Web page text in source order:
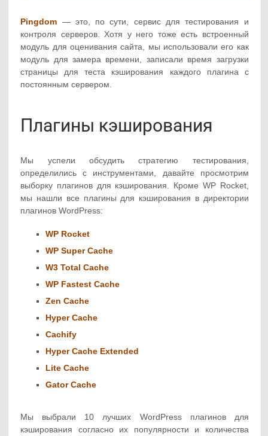
Pingdom — это, по сути, сервис для тестирования и
контроля серверов. Хотя у него тоже есть встроенный
модуль для оценивания сайта, мы использовали его как
модуль для замера времени, записали время загрузки
страницы для теста кэширования каждого плагина с
постоянным сервером.
Плагины кэширования
Мы успели обсудить стратегию тестирования,
определились с инструментами, давайте просмотрим
выборку плагинов для кэширования. Кроме WP Rocket,
мы нашли все плагины для кэширования в директории
плагинов WordPress:
WP Rocket
WP Super Cache
W3 Total Cache
WP Fastest Cache
Zen Cache
Hyper Cache
Cachify
Hyper Cache Extended
Lite Cache
Gator Cache
Мы выбрали 10 лучших WordPress плагинов для
кэширования согласно их популярности и количества